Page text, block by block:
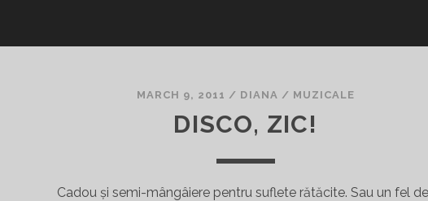
MARCH 9, 2011 / DIANA / MUZICALE
DISCO, ZIC!
Cadou și semi-mângâiere pentru suflete rătăcite. Sau un fel